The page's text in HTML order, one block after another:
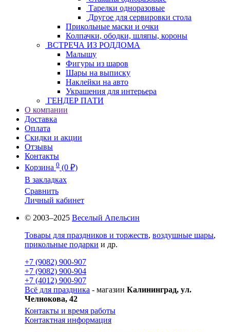
Тарелки одноразовые
Другое для сервировки стола
Прикольные маски и очки
Колпачки, ободки, шляпы, короны
ВСТРЕЧА ИЗ РОДДОМА
Малышу
Фигуры из шаров
Шары на выписку
Наклейки на авто
Украшения для интерьера
ГЕНДЕР ПАТИ
О компании
Доставка
Оплата
Скидки и акции
Отзывы
Контакты
Корзина 0 (0 ₽)
В закладках
Сравнить
Личный кабинет
© 2003–2025 Веселый Апельсин
Товары для праздников и торжеств, воздушные шары,
прикольные подарки и др.
+7 (9082) 900-907
+7 (9082) 900-904
+7 (4012) 900-907
Всё для праздника - магазин Калининград, ул.
Челнокова, 42
Контакты и время работы
Контактная информация